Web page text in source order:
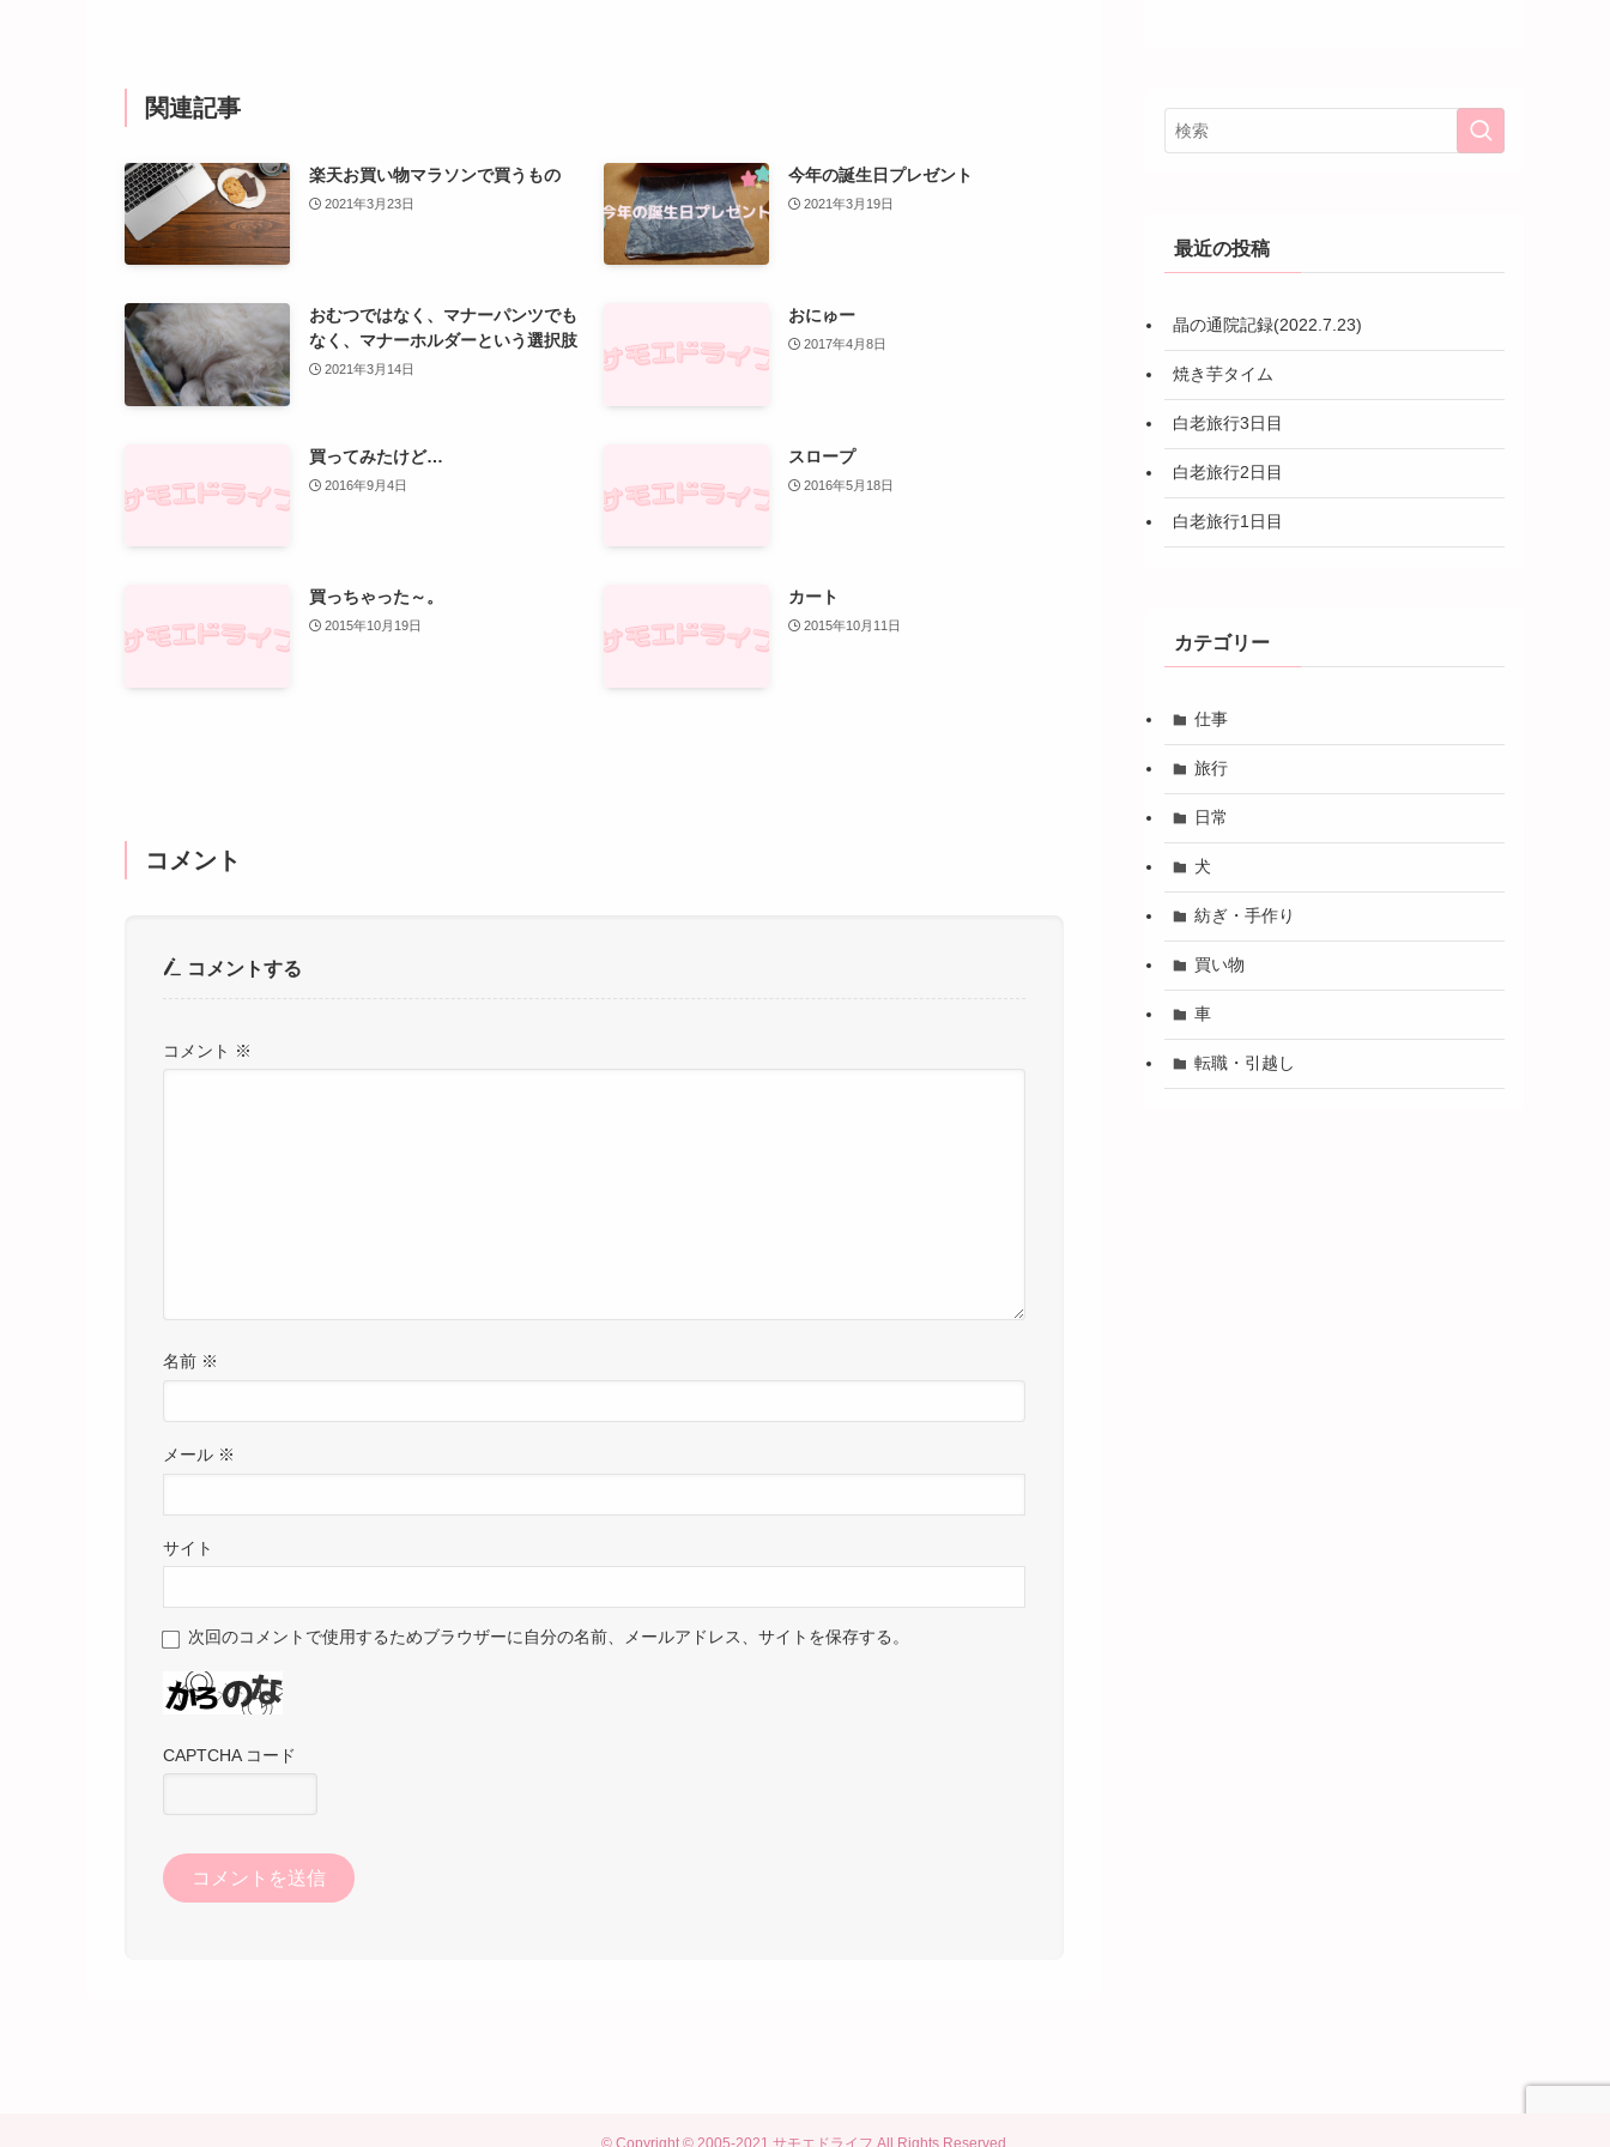
関連記事
楽天お買い物マラソンで買うもの
2021年3月23日
今年の誕生日プレゼント
2021年3月19日
おむつではなく、マナーパンツでも
なく、マナーホルダーという選択肢
2021年3月14日
おにゅー
2017年4月8日
買ってみたけど…
2016年9月4日
スロープ
2016年5月18日
買っちゃった～。
2015年10月19日
カート
2015年10月11日
コメント
コメントする
コメント ※
名前 ※
メール ※
サイト
次回のコメントで使用するためブラウザーに自分の名前、メールアドレス、サイトを保存する。
CAPTCHA コード
最近の投稿
晶の通院記録(2022.7.23)
焼き芋タイム
白老旅行3日目
白老旅行2日目
白老旅行1日目
カテゴリー
仕事
旅行
日常
犬
紡ぎ・手作り
買い物
車
転職・引越し